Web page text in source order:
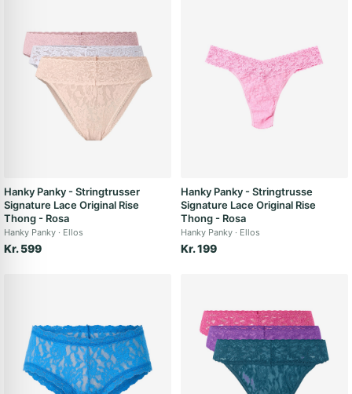
Hanky Panky - Stringtrusser
Signature Lace Original Rise
Thong - Rosa
Hanky Panky Ellos
Kr. 599
Hanky Panky - Stringtrusse
Signature Lace Original Rise
Thong - Rosa
Hanky Panky Ellos
Kr. 199